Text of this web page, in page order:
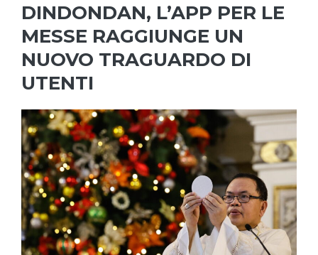
DINDONDAN, L’APP PER LE
MESSE RAGGIUNGE UN
NUOVO TRAGUARDO DI
UTENTI